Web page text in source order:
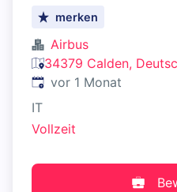
merken
Airbus
34379 Calden,
Veröffentlicht:
vor 1 Monat
IT
Vollzeit